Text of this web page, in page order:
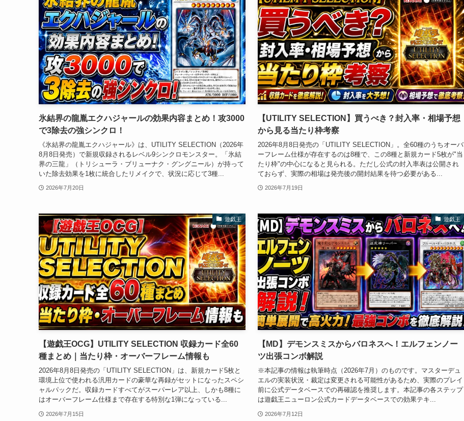
氷結界の龍胤エクハジャールの効果内容まとめ！攻3000
で3除去の強シンクロ！
《氷結界の龍胤エクハジャール》は、UTILITY SELECTION（2026年
8月8日発売）で新規収録されるレベル9シンクロモンスター。「氷結
界の三龍」（トリシューラ・ブリューナク・グングニール）が持って
いた除去効果を1枚に統合したリメイクで、状況に応じて3種...
2026年7月20日
【UTILITY SELECTION】買うべき？封入率・相場予想
から見る当たり枠考察
2026年8月8日発売の「UTILITY SELECTION」。全60種のうちオーバ
ーフレーム仕様が存在するのは8種で、この8種と新規カード5枚が"当
たり枠"の中心になると見られる。ただし公式の封入率表は公開され
ておらず、実際の相場は発売後の開封結果を待つ必要がある...
2026年7月19日
遊戯王
【遊戯王OCG】UTILITY SELECTION 収録カード全60
種まとめ｜当たり枠・オーバーフレーム情報も
2026年8月8日発売の「UTILITY SELECTION」は、新規カード5枚と
環境上位で使われる汎用カードの豪華な再録がセットになったスペシ
ャルパックだ。収録カードすべてがスーパーレア以上、しかも8種に
はオーバーフレーム仕様まで存在する特別な1弾になっている...
2026年7月15日
遊戯王
【MD】デモンスミスからバロネスへ！エルフェンノー
ツ出張コンボ解説
※本記事の情報は執筆時点（2026年7月）のものです。マスターデュ
エルの実装状況・裁定は変更される可能性があるため、実際のプレイ
前に公式データベースでの再確認を推奨します。本記事の各ステップ
は遊戯王ニューロン公式カードデータベースでの効果テキ...
2026年7月12日